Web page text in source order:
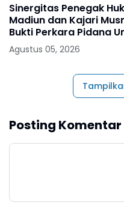
Sinergitas Penegak
Madiun dan Kajari
Bukti Perkara Pidana
Agustus 05, 2026
Posting Komentar